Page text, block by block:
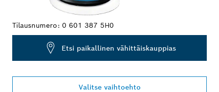
Tilausnumero: 0 601 387 5H0
Etsi paikallinen vähittäiskauppias
Valitse vaihtoehto